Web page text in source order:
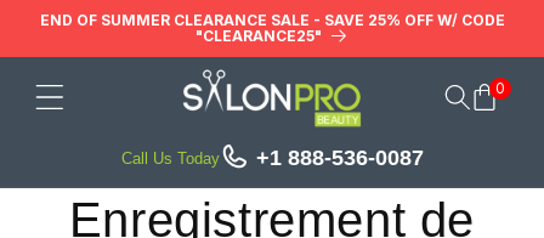
passer
END OF SUMMER CLEARANCE SALE - SAVE 25% OFF W/ CODE
"CLEARANCE25"
Call Us Today +1 888-536-0087
Panier
0
Enregistrement de